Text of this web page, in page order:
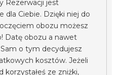
Rezerwacji jest
dla Ciebie. Dzięki niej do
obozu możesz
Datę obozu a nawet
o tym decydujesz
kosztów. Jeżeli
korzystałeś ze zniżki,